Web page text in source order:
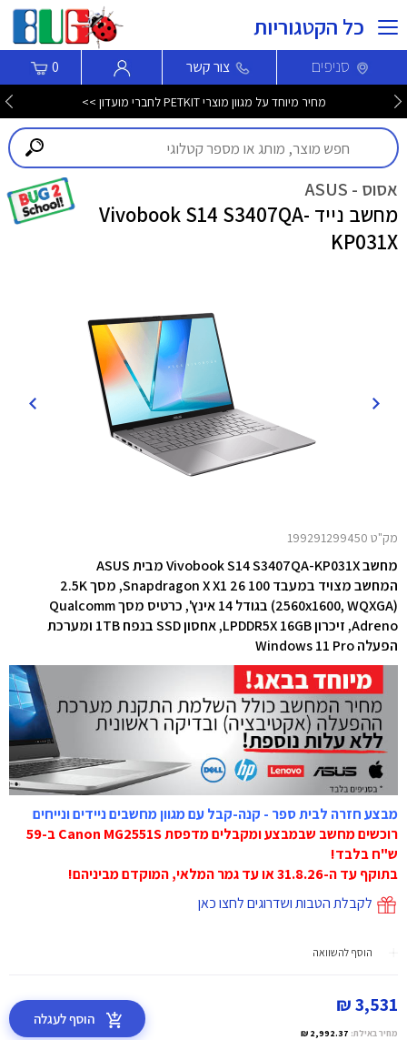
כל הקטגוריות
סניפים צור קשר 0
חדש! סמארטפון Nothing Phone (4b) עכשיו לרכישה >>>
אסוס - ASUS
מחשב נייד Vivobook S14 S3407QA-
KP031X
מק"ט 199291299450
מחשב Vivobook S14 S3407QA-KP031X מבית ASUS
המחשב מצויד במעבד Snapdragon X X1 26 100, מסך 2.5K
(2560x1600, WQXGA) בגודל 14 אינץ', כרטיס מסך Qualcomm
Adreno, זיכרון LPDDR5X 16GB, אחסון SSD בנפח 1TB ומערכת
הפעלה Windows 11 Pro
מבצע חזרה לבית ספר - קנה-קבל עם מגוון מחשבים ניידים ונייחים
רוכשים מחשב שבמבצע ומקבלים מדפסת Canon MG2551S ב-59
ש"ח בלבד!
בתוקף עד ה-31.8.26 או עד גמר המלאי, המוקדם מביניהם!
לקבלת הטבות ושדרוגים לחצו כאן
הוסף להשוואה
3,531 ₪
מחיר באילת: 2,992.37 ₪
הוסף לעגלה